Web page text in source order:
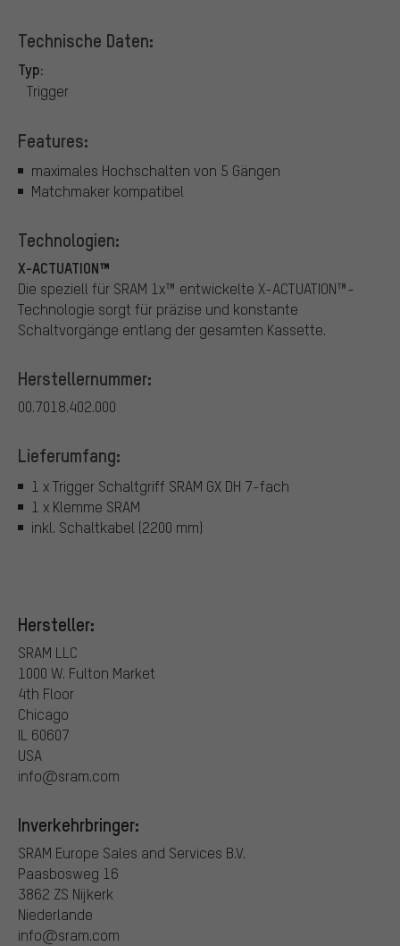
Technische Daten:
Typ:
Trigger
Features:
maximales Hochschalten von 5 Gängen
Matchmaker kompatibel
Technologien:
X-ACTUATION™
Die speziell für SRAM 1x™ entwickelte X-ACTUATION™-
Technologie sorgt für präzise und konstante
Schaltvorgänge entlang der gesamten Kassette.
Herstellernummer:
00.7018.402.000
Lieferumfang:
1 x Trigger Schaltgriff SRAM GX DH 7-fach
1 x Klemme SRAM
inkl. Schaltkabel (2200 mm)
Hersteller:
SRAM LLC
1000 W. Fulton Market
4th Floor
Chicago
IL 60607
USA
info@sram.com
Inverkehrbringer:
SRAM Europe Sales and Services B.V.
Paasbosweg 16
3862 ZS Nijkerk
Niederlande
info@sram.com